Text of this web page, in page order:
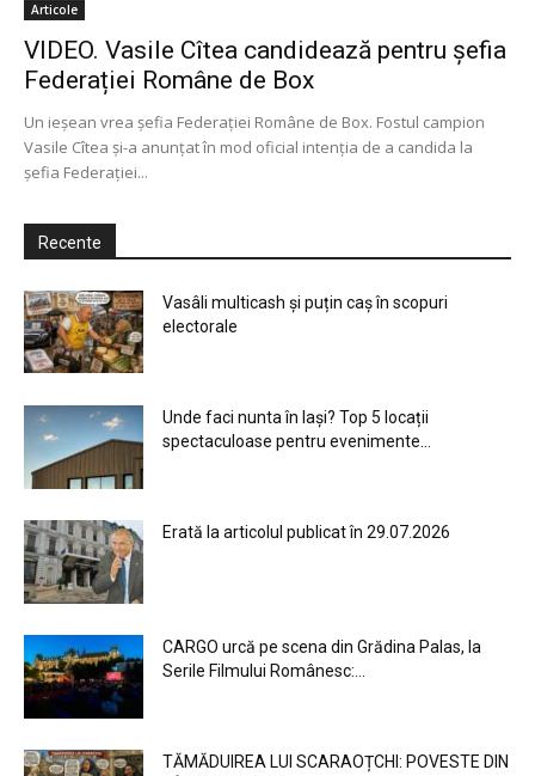
Articole
VIDEO. Vasile Cîtea candidează pentru șefia
Federației Române de Box
Un ieșean vrea șefia Federației Române de Box. Fostul campion
Vasile Cîtea și-a anunțat în mod oficial intenția de a candida la
șefia Federației...
Recente
Vasâli multicash și puțin caș în scopuri
electorale
Unde faci nunta în Iași? Top 5 locații
spectaculoase pentru evenimente...
Erată la articolul publicat în 29.07.2026
CARGO urcă pe scena din Grădina Palas, la
Serile Filmului Românesc:...
TĂMĂDUIREA LUI SCARAOȚCHI: POVESTE DIN